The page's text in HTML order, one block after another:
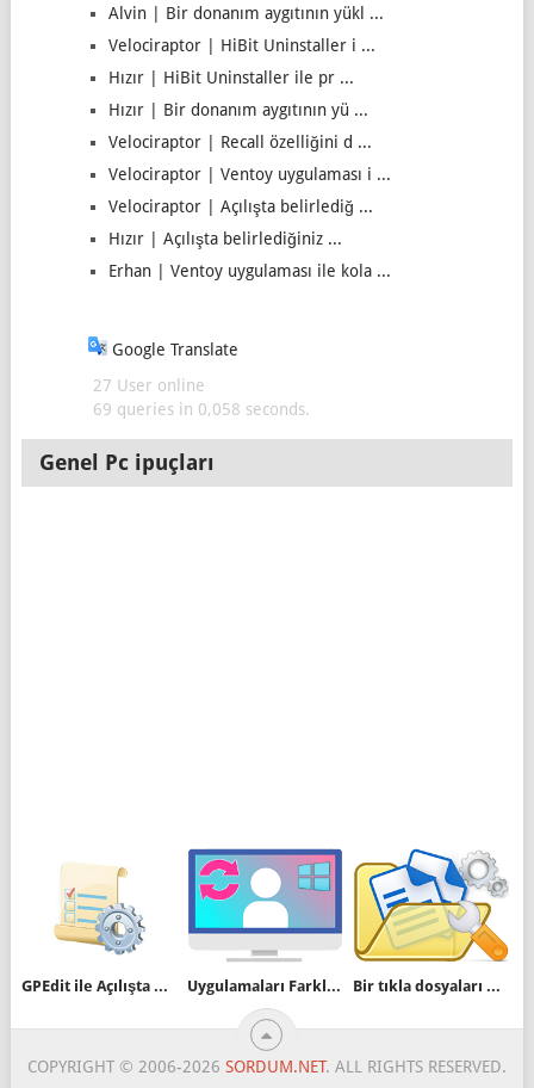
Alvin | Bir donanım aygıtının yükl ...
Velociraptor | HiBit Uninstaller i ...
Hızır | HiBit Uninstaller ile pr ...
Hızır | Bir donanım aygıtının yü ...
Velociraptor | Recall özelliğini d ...
Velociraptor | Ventoy uygulaması i ...
Velociraptor | Açılışta belirlediğ ...
Hızır | Açılışta belirlediğiniz ...
Erhan | Ventoy uygulaması ile kola ...
Google Translate
27 User online
69 queries in 0,058 seconds.
Genel Pc ipuçları
GPEdit ile Açılışta Program Çalıştırma Uygulamaları Farklı Kullanıcı Olarak Çalıştırın Bir tıkla dosyaları uzantılarına göre ayırın
COPYRIGHT © 2006-2026 SORDUM.NET. ALL RIGHTS RESERVED.